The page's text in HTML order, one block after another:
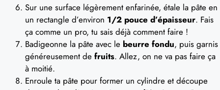
Sur une surface légèrement enfarinée, étale la pâte en
un rectangle d’environ 1/2 pouce d’épaisseur. Fais
ça comme un pro, tu sais déjà comment faire !
Badigeonne la pâte avec le beurre fondu, puis garnis
généreusement de fruits. Allez, on ne va pas faire ça
à moitié.
Enroule ta pâte pour former un cylindre et découpe